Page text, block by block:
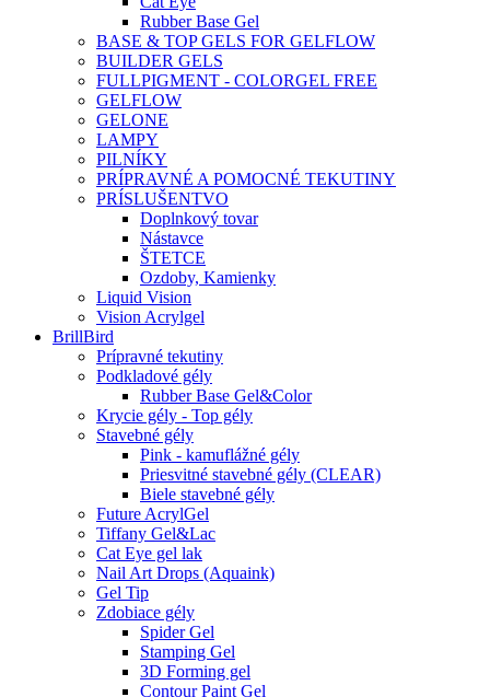
Rubber Base Gel
BASE & TOP GELS FOR GELFLOW
BUILDER GELS
FULLPIGMENT - COLORGEL FREE
GELFLOW
GELONE
LAMPY
PILNÍKY
PRÍPRAVNÉ A POMOCNÉ TEKUTINY
PRÍSLUŠENTVO
Doplnkový tovar
Nástavce
ŠTETCE
Ozdoby, Kamienky
Liquid Vision
Vision Acrylgel
BrillBird
Prípravné tekutiny
Podkladové gély
Rubber Base Gel&Color
Krycie gély - Top gély
Stavebné gély
Pink - kamuflážné gély
Priesvitné stavebné gély (CLEAR)
Biele stavebné gély
Future AcrylGel
Tiffany Gel&Lac
Cat Eye gel lak
Nail Art Drops (Aquaink)
Gel Tip
Zdobiace gély
Spider Gel
Stamping Gel
3D Forming gel
Contour Paint Gel